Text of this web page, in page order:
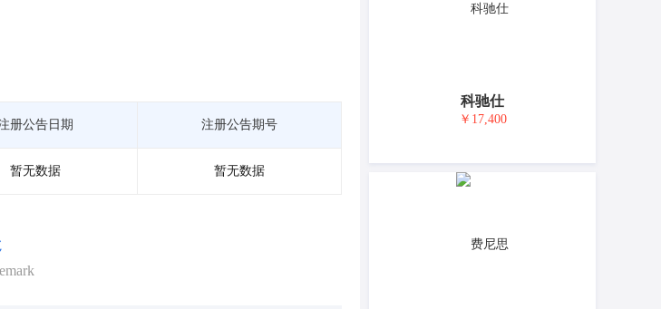
册公告日期 注册公告期号
暂无数据 暂无数据
科驰仕
￥17,400